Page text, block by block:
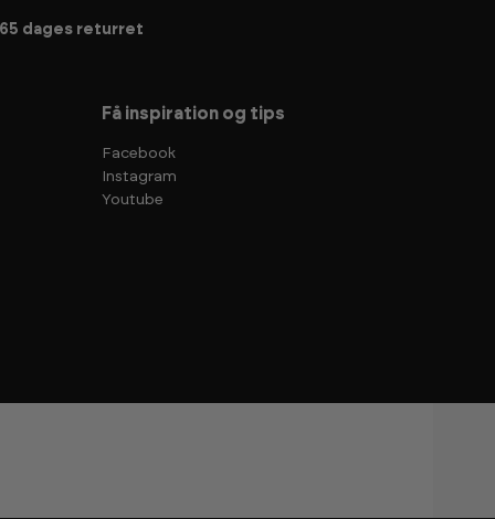
dages returret
Få inspiration og tips
Facebook
Instagram
Youtube